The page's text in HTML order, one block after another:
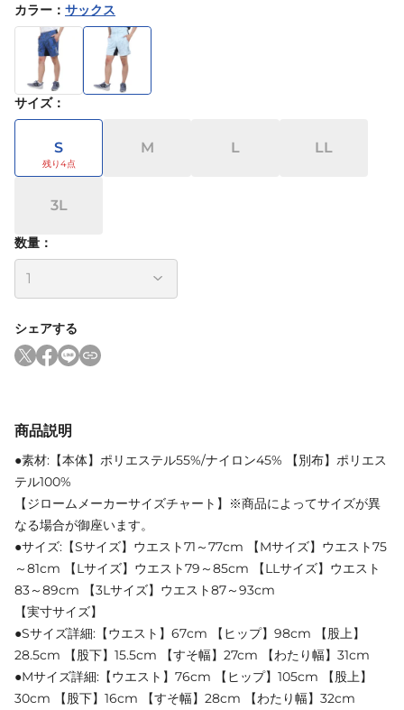
カラー ： サックス
サイズ：
S M L LL
3L
数量：
シェアする
商品説明
●素材:【本体】ポリエステル55%/ナイロン45% 【別布】ポリエス
テル100%
【ジロームメーカーサイズチャート】※商品によってサイズが異
なる場合が御座います。
●サイズ:【Sサイズ】ウエスト71～77cm 【Mサイズ】ウエスト75
～81cm 【Lサイズ】ウエスト79～85cm 【LLサイズ】ウエスト
83～89cm 【3Lサイズ】ウエスト87～93cm
【実寸サイズ】
●Sサイズ詳細:【ウエスト】67cm 【ヒップ】98cm 【股上】
28.5cm 【股下】15.5cm 【すそ幅】27cm 【わたり幅】31cm
●Mサイズ詳細:【ウエスト】76cm 【ヒップ】105cm 【股上】
30cm 【股下】16cm 【すそ幅】28cm 【わたり幅】32cm